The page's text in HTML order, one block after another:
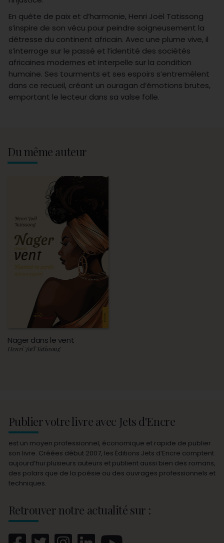
En quête de paix et d’harmonie, Henri Joël Tatissong
s’inspire de son vécu pour peindre soigneusement la
détresse du continent africain. Avec une plume vive, il
s’interroge sur le passé et l’identité des sociétés
africaines modernes et interpelle sur la condition
humaine. Ses tourments et ses espoirs s’entremêlent
dans ce recueil, créant un ouragan d’émotions brutes,
emportant le lecteur dans sa valse folle.
Du même auteur
Nager dans le vent
Henri Joël Tatissong
Publier votre livre avec Jets d'Encre
est un moyen professionnel, économique et rapide de publier
son livre. Créées début 2007, les Éditions Jets d’Encre comptent
aujourd’hui plusieurs auteurs et publient aussi bien des romans,
des polars que de la poésie ou des ouvrages professionnels et
techniques.
Retrouver notre actualité sur :